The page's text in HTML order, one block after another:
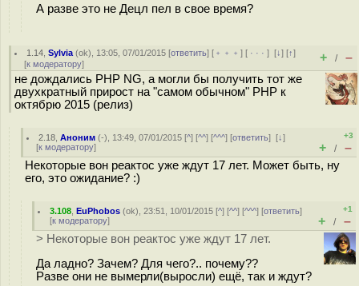
А разве это не Децл пел в свое время?
1.14 ,Sylvia (ok), 13:05, 07/01/2015 [ответить] [ ﹢﹢﹢] [ · · ·][↓] [↑]
[к модератору] + / –
не дождались PHP NG, а могли бы получить тот же
двухкратный прирост на "самом обычном" PHP к
октябрю 2015 (релиз)
2.18 ,Аноним (-), 13:49, 07/01/2015 [^] [^^] [^^^] [ответить][↓]
[к модератору]
+3
+ / –
Некоторые вон реактос уже ждут 17 лет. Может быть, ну
его, это ожидание? :)
3.108 ,EuPhobos (ok), 23:51, 10/01/2015 [^] [^^] [^^^] [ответить]
[к модератору]
+1
+ / –
> Некоторые вон реактос уже ждут 17 лет.
Да ладно? Зачем? Для чего?.. почему??
Разве они не вымерли(выросли) ещё, так и ждут?